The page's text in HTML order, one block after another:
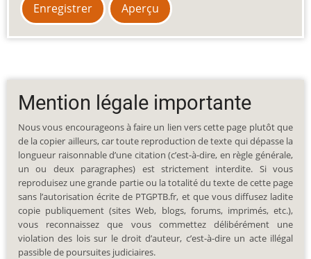
Mention légale importante
Nous vous encourageons à faire un lien vers cette page plutôt que
de la copier ailleurs, car toute reproduction de texte qui dépasse la
longueur raisonnable d’une citation (c’est-à-dire, en règle générale,
un ou deux paragraphes) est strictement interdite. Si vous
reproduisez une grande partie ou la totalité du texte de cette page
sans l’autorisation écrite de PTGPTB.fr, et que vous diffusez ladite
copie publiquement (sites Web, blogs, forums, imprimés, etc.),
vous reconnaissez que vous commettez délibérément une
violation des lois sur le droit d’auteur, c’est-à-dire un acte illégal
passible de poursuites judiciaires.